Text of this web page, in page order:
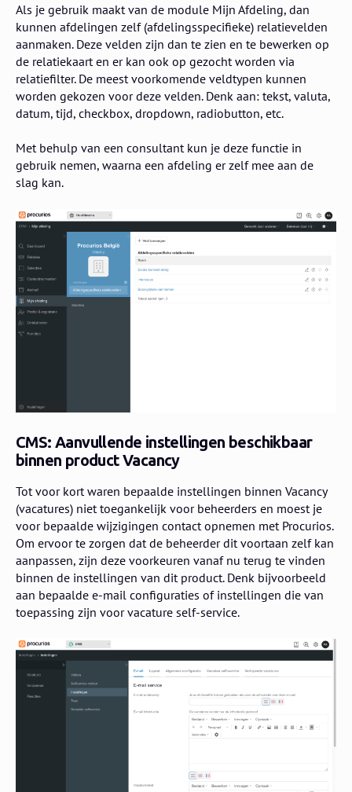
Als je gebruik maakt van de module Mijn Afdeling, dan
kunnen afdelingen zelf (afdelingsspecifieke) relatievelden
aanmaken. Deze velden zijn dan te zien en te bewerken op
de relatiekaart en er kan ook op gezocht worden via
relatiefilter. De meest voorkomende veldtypen kunnen
worden gekozen voor deze velden. Denk aan: tekst, valuta,
datum, tijd, checkbox, dropdown, radiobutton, etc.
Met behulp van een consultant kun je deze functie in
gebruik nemen, waarna een afdeling er zelf mee aan de
slag kan.
CMS: Aanvullende instellingen beschikbaar
binnen product Vacancy
Tot voor kort waren bepaalde instellingen binnen Vacancy
(vacatures) niet toegankelijk voor beheerders en moest je
voor bepaalde wijzigingen contact opnemen met Procurios.
Om ervoor te zorgen dat de beheerder dit voortaan zelf kan
aanpassen, zijn deze voorkeuren vanaf nu terug te vinden
binnen de instellingen van dit product. Denk bijvoorbeeld
aan bepaalde e-mail configuraties of instellingen die van
toepassing zijn voor vacature self-service.